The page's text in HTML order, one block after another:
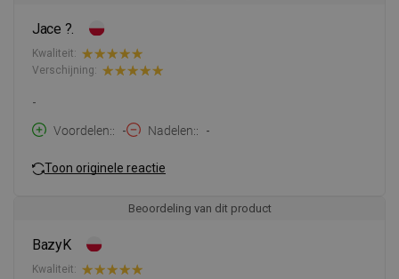
Jace ?.
Kwaliteit:
Verschijning:
-
Voordelen:
- Nadelen: -
Toon originele reactie
Beoordeling van dit product
BazyK
Kwaliteit: